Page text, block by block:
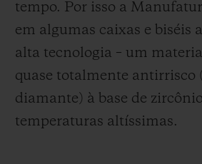
tempo. Por isso a
em algumas caixas e biséis
alta tecnologia – um
quase totalmente antirrisco
diamante) à base de
temperaturas altíssimas.